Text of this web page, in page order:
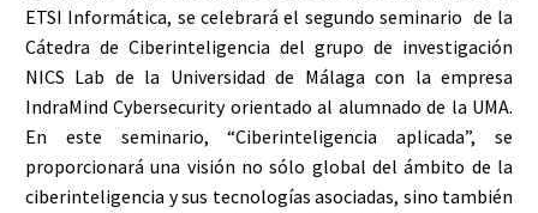
ETSI Informática, se celebrará el segundo seminario de la
Cátedra de Ciberinteligencia del grupo de investigación
NICS Lab de la Universidad de Málaga con la empresa
IndraMind Cybersecurity orientado al alumnado de la UMA.
En este seminario, “Ciberinteligencia aplicada”, se
proporcionará una visión no sólo global del ámbito de la
ciberinteligencia y sus tecnologías asociadas, sino también